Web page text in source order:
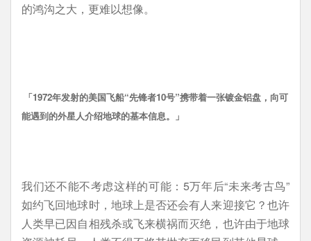
的鸿沟之大，更难以想像。
「1972年发射的美国飞船“先锋者10号”携带着一张镀金铝盘，向可
能遇到的外星人介绍地球的基本信息。
」
我们还不能不考虑这样的可能：5万年后“未来考古鸟”
如约飞回地球时，地球上是否还会有人来迎接它？也许
人类早已因自相残杀或飞来横祸而灭绝，也许由于地球